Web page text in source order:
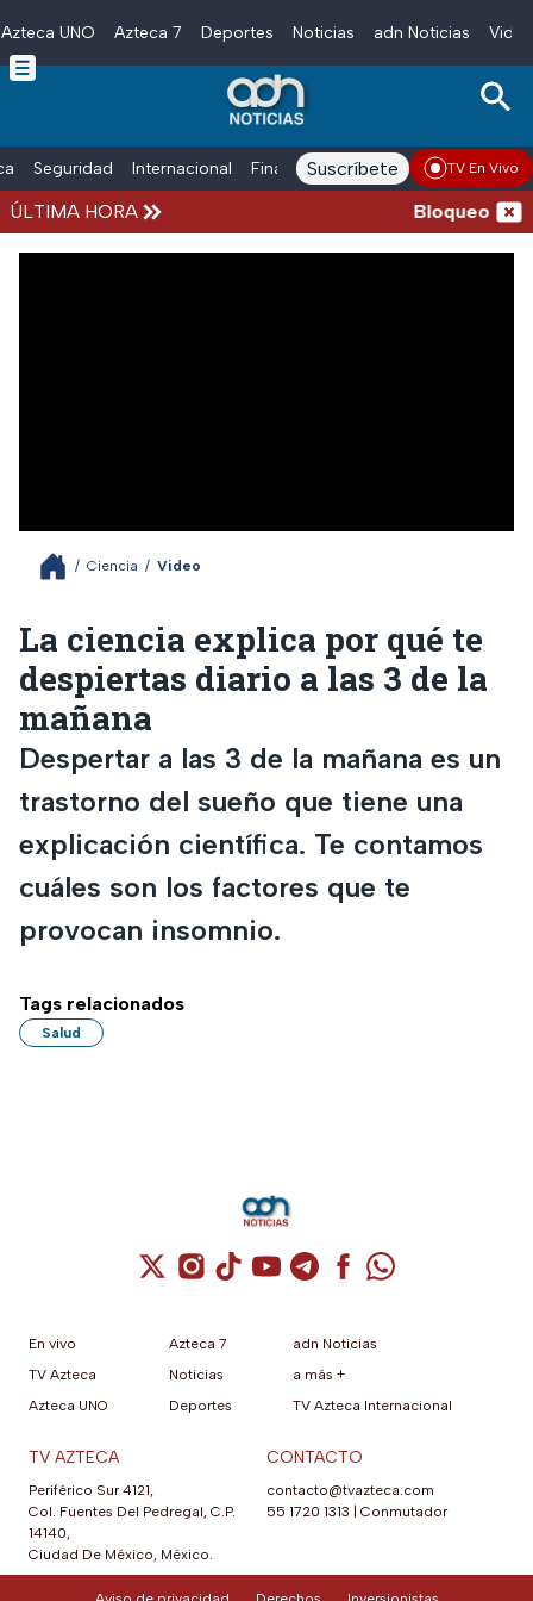
Skip to main content
Azteca UNO Azteca 7 Deportes Noticias adn Noticias
Seguridad Internacional Finanzas adn Noticias Radio
Suscríbete TV En Vivo
ÚLTIMA HORA Bloqueos y
/ Ciencia / Video
La ciencia explica por qué te
despiertas diario a las 3 de la
mañana
Despertar a las 3 de la mañana es un
trastorno del sueño que tiene una
explicación científica. Te contamos
cuáles son los factores que te
provocan insomnio.
Tags relacionados
Salud
Cuenta de X / Twitter (se abre en una
Cuenta de Instagram (se abre en una
Cuenta de TikTok (se abre en
Cuenta de YouTube (se abre
Cuenta de Telegram (se
Cuenta de
Cuenta de
En vivo
TV Azteca
Azteca UNO
Azteca 7
Noticias
Deportes
adn Noticias
a más +
TV Azteca Internacional
TV AZTECA
Periférico Sur 4121,
Col. Fuentes Del Pedregal, C.P.
14140,
Ciudad De México, México.
CONTACTO
contacto@tvazteca.com
55 1720 1313 | Conmutador